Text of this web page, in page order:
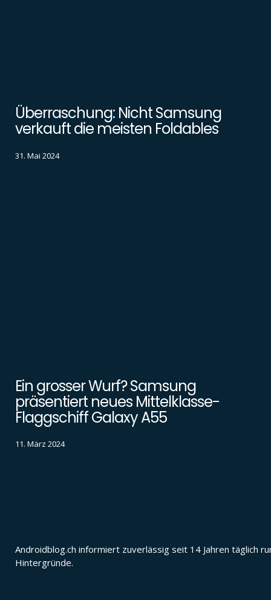
Überraschung: Nicht Samsung
verkauft die meisten Foldables
31. Mai 2024
Ein grosser Wurf? Samsung
präsentiert neues Mittelklasse-
Flaggschiff Galaxy A55
11. März 2024
Androidblog.ch informiert zuverlässig seit 14 Jahren täglich
Hintergründe.